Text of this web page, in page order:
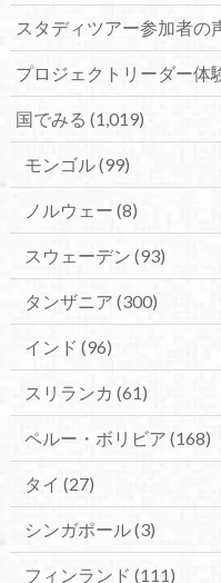
スタディツアー参加者の
プロジェクトリーダー体
国でみる (1,019)
モンゴル(99)
ノルウェー (8)
スウェーデン (93)
タンザニア (300)
インド (96)
スリランカ (61)
ペルー・ボリビア (168)
タイ (27)
シンガポール(3)
フィンランド (111)